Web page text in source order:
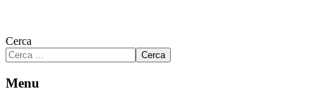
Cerca
Cerca
Menu